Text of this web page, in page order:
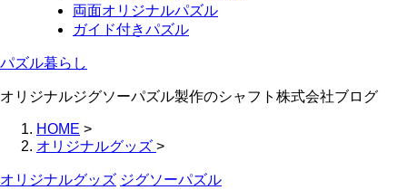
両面オリジナルパズル
ガイド付きパズル
パズル暮らし
オリジナルジグソーパズル製作のシャフト株式会社ブログ
HOME >
オリジナルグッズ >
オリジナルグッズ ジグソーパズル